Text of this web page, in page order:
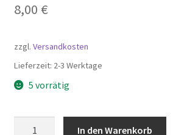
8,00 €
zzgl. Versandkosten
Lieferzeit: 2-3 Werktage
5 vorrätig
In den Warenkorb